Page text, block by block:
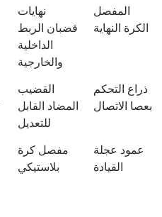
المفصل
الكرة النهاية
نهايات
قضبان الربط
الداخلية
والخارجية
ذراع التحكم
بعصا الاتصال
القضيب
المضاد القابل
للتعديل
عمود عجلة
القيادة
مفصل كرة
بلاستيكي